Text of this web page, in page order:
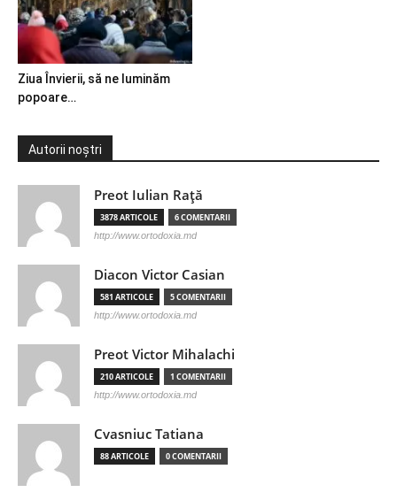
Ziua Învierii, să ne luminăm
popoare…
Autorii noștri
Preot Iulian Raţă
3878 ARTICOLE 6 COMENTARII
http://www.ortodoxia.md
Diacon Victor Casian
581 ARTICOLE 5 COMENTARII
http://www.ortodoxia.md
Preot Victor Mihalachi
210 ARTICOLE 1 COMENTARII
http://www.ortodoxia.md
Cvasniuc Tatiana
88 ARTICOLE 0 COMENTARII